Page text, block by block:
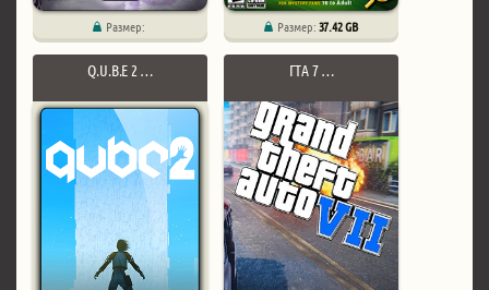
Размер: Размер:37.42 GB
Q.U.B.E 2 … ГТА 7 …